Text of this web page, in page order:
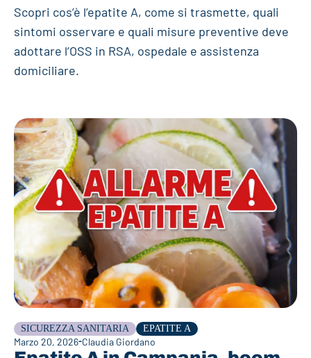
Scopri cos’è l’epatite A, come si trasmette, quali
sintomi osservare e quali misure preventive deve
adottare l’OSS in RSA, ospedale e assistenza
domiciliare.
SICUREZZA SANITARIA EPATITE A
Marzo 20, 2026 Claudia Giordano